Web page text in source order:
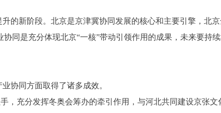
新阶段。北京是京津冀协同发展的核心和主要引擎，北京
同是充分体现北京“一核”带动引领作用的成果，未来要持
协同方面取得了诸多成效。
充分发挥冬奥会筹办的牵引作用，与河北共同建设京张文